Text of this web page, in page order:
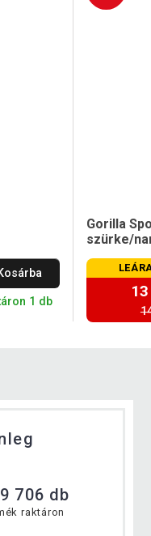
1 db
Gorilla
szürke/
706 db
raktáron